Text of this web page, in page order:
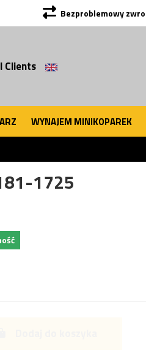
Bezproblemowy
Clients
WYNAJEM MINIKOPAREK
1725